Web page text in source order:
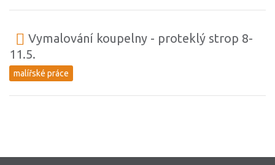
Vymalování koupelny - proteklý strop 8-
11.5.
malířské práce